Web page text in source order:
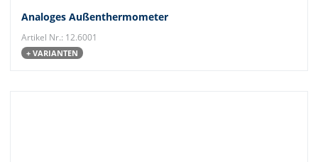
Analoges Außenthermometer
Artikel Nr.: 12.6001
+ VARIANTEN